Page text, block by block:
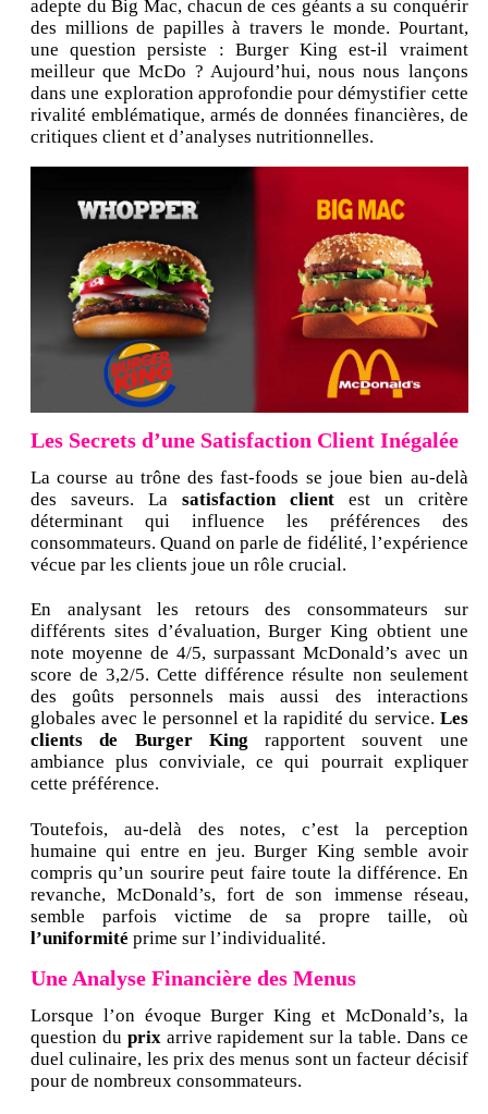
adepte du Big Mac, chacun de ces géants a su conquérir
des millions de papilles à travers le monde. Pourtant,
une question persiste : Burger King est-il vraiment
meilleur que McDo ? Aujourd’hui, nous nous lançons
dans une exploration approfondie pour démystifier cette
rivalité emblématique, armés de données financières, de
critiques client et d’analyses nutritionnelles.
Les Secrets d’une Satisfaction Client Inégalée
La course au trône des fast-foods se joue bien au-delà
des saveurs. La satisfaction clientest un critère
déterminant qui influence les préférences des
consommateurs. Quand on parle de fidélité, l’expérience
vécue par les clients joue un rôle crucial.
En analysant les retours des consommateurs sur
différents sites d’évaluation, Burger King obtient une
note moyenne de 4/5, surpassant McDonald’s avec un
score de 3,2/5. Cette différence résulte non seulement
des goûts personnels mais aussi des interactions
globales avec le personnel et la rapidité du service. Les
clients de Burger King rapportent souvent une
ambiance plus conviviale, ce qui pourrait expliquer
cette préférence.
Toutefois, au-delà des notes, c’est la perception
humaine qui entre en jeu. Burger King semble avoir
compris qu’un sourire peut faire toute la différence. En
revanche, McDonald’s, fort de son immense réseau,
semble parfois victime de sa propre taille, où
l’uniformité prime sur l’individualité.
Une Analyse Financière des Menus
Lorsque l’on évoque Burger King et McDonald’s, la
question du prixarrive rapidement sur la table. Dans ce
duel culinaire, les prix des menus sont un facteur décisif
pour de nombreux consommateurs.